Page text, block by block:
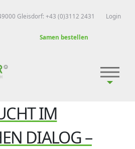
Gleisdorf: +43 (0)3112 2431 Login
Samen bestellen
IM
DIALOG –